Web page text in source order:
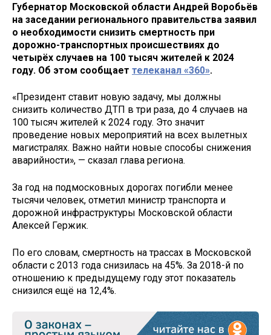
Губернатор Московской области Андрей Воробьёв
на заседании регионального правительства заявил
о необходимости снизить смертность при
дорожно-транспортных происшествиях до
четырёх случаев на 100 тысяч жителей к 2024
году. Об этом сообщает телеканал «360».
«Президент ставит новую задачу, мы должны
снизить количество ДТП в три раза, до 4 случаев на
100 тысяч жителей к 2024 году. Это значит
проведение новых мероприятий на всех вылетных
магистралях. Важно найти новые способы снижения
аварийности», — сказал глава региона.
За год на подмосковных дорогах погибли менее
тысячи человек, отметил министр транспорта и
дорожной инфраструктуры Московской области
Алексей Гержик.
По его словам, смертность на трассах в Московской
области с 2013 года снизилась на 45%. За 2018-й по
отношению к предыдущему году этот показатель
снизился ещё на 12,4%.